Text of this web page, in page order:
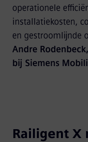
operationele
installatiekosten,
en gestroomlijnde
Andre
bij Siemens
Railigent X